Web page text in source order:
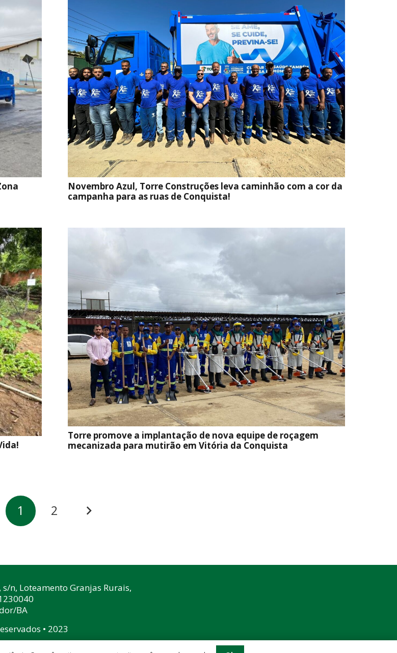
Novembro Azul, Torre Construções leva caminhão com a cor da
campanha para as ruas de Conquista!
Torre promove a implantação de nova equipe de roçagem
mecanizada para mutirão em Vitória da Conquista
1 2
n, Loteamento Granjas Rurais,
BA
• 2023